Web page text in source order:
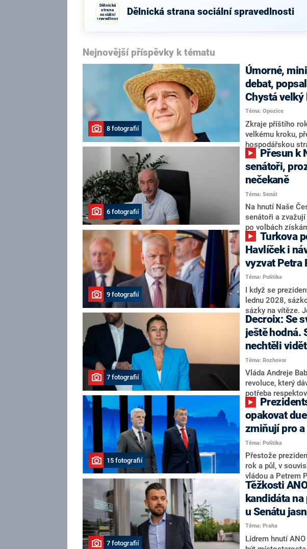
Dělnická
strana
sociální
spravedlnosti
Dělnická strana sociální spravedlnosti
Nejnovější příspěvky k tématu
8 fotografií
Úmorné,
debat,
Chystá velký
Téma: Opozice
Zkraje příštího
velkému kroku,
hospodářskou
stárnutí
nový předseda
senátních
aktivitu opozice,
komentátoři
úmorná práce
námi navíc
svoje témata,“
NEWS.
6 fotografií
senátoři,
nečekaně
Téma: Senát
Na hnutí Naše
senátoři a zvažují
po volbách
NEWS to řekl
Martin Kuba.
například
součástí klubu
redakce
Zdeněk Nytra
některých
nepřítel, ale
9 fotografií
Havlíček i
vyzvat Petra
Téma: Politika
I když se
lednu 2028,
sázky na vítěze.
hlava státu Petr
zmiňují dva
Andreje Babiše a
Oblíbeným tipem
Motoristy Filip
o případné
značně
nemá osobu,
7 fotografií
Decroix: Se
ještě hodná.
nechtěli vidět
Téma: Rozhovor
Vláda Andreje
revoluce, který
potřeba
ministryně
rozhovoru pro
ohledně
Tejce (za ANO) či
práva Taťány
adresu vlády prý
vrátila k volební
hnutí Naše
15 fotografií
opakovat
zmiňují pro
Téma: Politika
Přestože
rok a půl, v
vládou a Petrem
tom, koho by do
koalice. Někteří
jméno premiéra
pravděpodobné,
bude znovu
7 fotografií
Těžkosti
kandidáta
u Senátu
Téma: Praha
Lídrem hnutí